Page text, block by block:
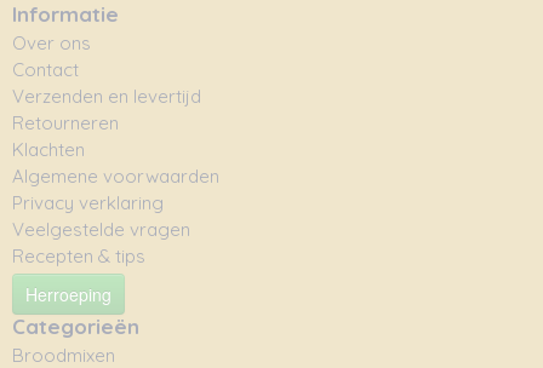
Informatie
Over ons
Contact
Verzenden en levertijd
Retourneren
Klachten
Algemene voorwaarden
Privacy verklaring
Veelgestelde vragen
Recepten & tips
Herroeping
Categorieën
Broodmixen